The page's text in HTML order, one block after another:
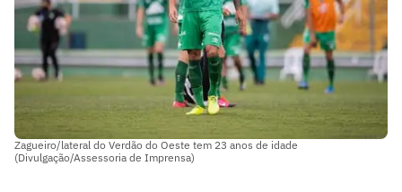
Zagueiro/lateral do Verdão do Oeste tem 23 anos de idade
(Divulgação/Assessoria de Imprensa)